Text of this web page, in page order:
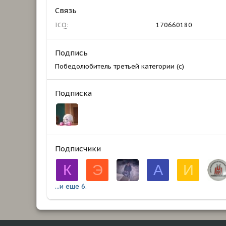
Связь
ICQ 170660180
Подпись
Победолюбитель третьей категории (с)
Подписка
Подписчики
К Э А И
...и еще 6.